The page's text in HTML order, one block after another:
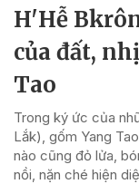
H'Hễ
của đất,
Tao
Trong ký ức của
Lắk), gốm Yang
nào cũng đỏ lửa,
nồi, nặn ché hiện